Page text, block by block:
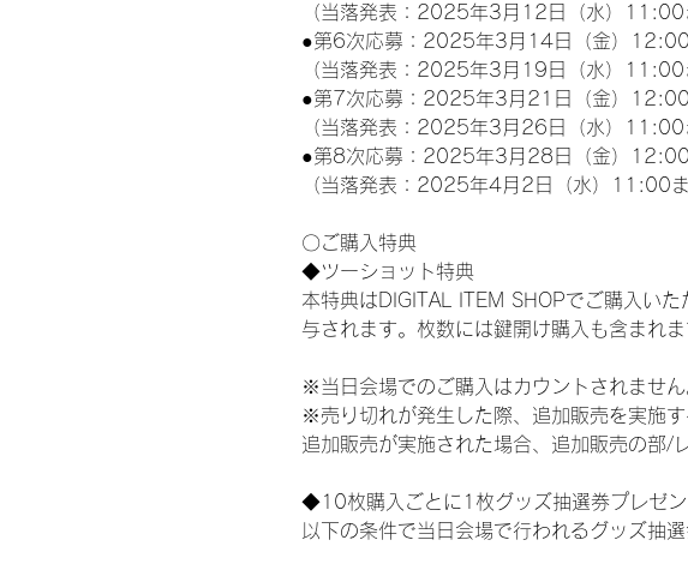
（当落発表：2025年3月12日（水）11:00
●第6次応募：2025年3月14日（金）
（当落発表：2025年3月19日（水）11:00
●第7次応募：2025年3月21日（金）
（当落発表：2025年3月26日（水）11:00
●第8次応募：2025年3月28日（金）
（当落発表：2025年4月2日（水）11:00ま
〇ご購入特典
◆ツーショット特典
本特典はDIGITAL ITEM SHOPでご購入い
与されます。枚数には鍵開け購入も含まれま
※当日会場でのご購入はカウントされません
※売り切れが発生した際、追加販売を実施す
追加販売が実施された場合、追加販売の部/
◆10枚購入ごとに1枚グッズ抽選券プレゼ
以下の条件で当日会場で行われるグッズ抽